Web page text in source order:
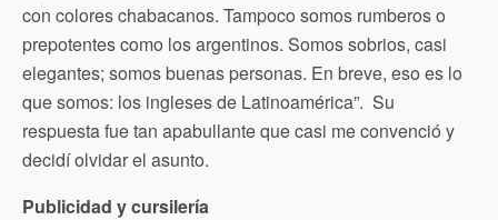
con colores chabacanos. Tampoco somos rumberos o
prepotentes como los argentinos. Somos sobrios, casi
elegantes; somos buenas personas. En breve, eso es lo
que somos: los ingleses de Latinoamérica”. Su
respuesta fue tan apabullante que casi me convenció y
decidí olvidar el asunto.
Publicidad y cursilería